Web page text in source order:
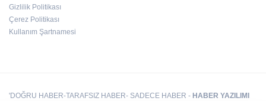
Gizlilik Politikası
Çerez Politikası
Kullanım Şartnamesi
'DOĞRU HABER-TARAFSIZ HABER- SADECE HABER - HABER YAZILIMI